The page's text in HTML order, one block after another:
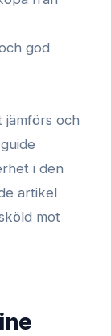
god
jämförs och
i den
artikel
mot